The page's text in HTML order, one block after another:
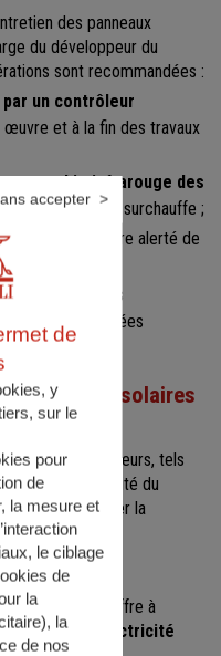
des panneaux
du développeur du
sont recommandées :
un contrôleur
et à la fin des travaux
infrarouge des
toute éventuelle surchauffe ;
pour être alerté de
afin que les
et nettoyées
panneaux solaires
de plusieurs facteurs, tels
et la proximité du
pour maximiser la
l'agrivoltaïsme offre à
facture d'électricité
de
y
sur le
pour
de
la mesure et
le ciblage
de
la
), la
de nos
accepter